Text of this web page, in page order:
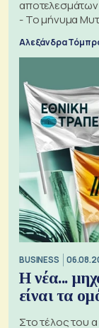
- Το μήνυμα
Αλεξάνδρα
BUSINESS
Η νέα...
είναι τα
Στο τέλος του